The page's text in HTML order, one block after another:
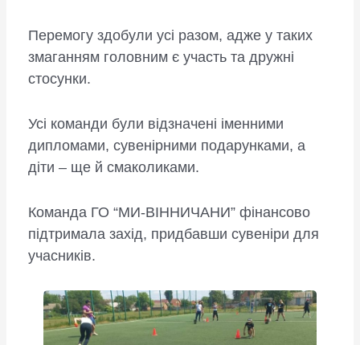
Перемогу здобули усі разом, адже у таких
змаганням головним є участь та дружні
стосунки.
Усі команди були відзначені іменними
дипломами, сувенірними подарунками, а
діти – ще й смаколиками.
Команда ГО “МИ-ВІННИЧАНИ” фінансово
підтримала захід, придбавши сувеніри для
учасників.